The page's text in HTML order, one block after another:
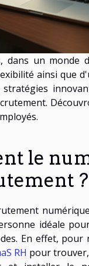
dans un
ainsi que
le
?
idéale
En effet,
RH pour